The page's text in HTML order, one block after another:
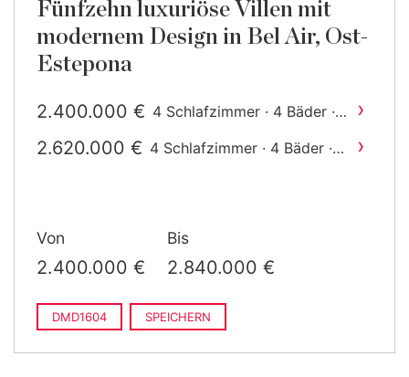
Fünfzehn luxuriöse Villen mit
modernem Design in Bel Air, Ost-
Estepona
2.400.000 € 4 Schlafzimmer · 4 Bäder ·
›
2.620.000 € 4 Schlafzimmer · 4 Bäder ·
›
Von
2.400.000 €
Bis
2.840.000 €
DMD1604 SPEICHERN